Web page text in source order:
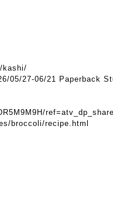
kashi/
05/27-06/21 Paperback
broccoli/recipe.html